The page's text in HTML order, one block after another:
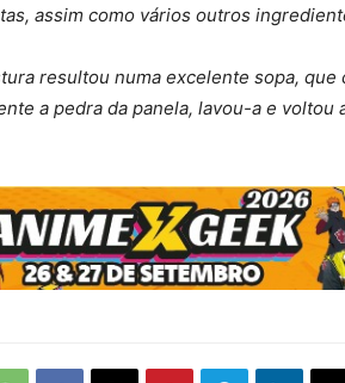
assim como vários outros
resultou numa excelente sopa,
a pedra da panela, lavou-a e voltou